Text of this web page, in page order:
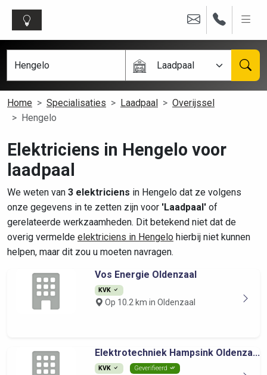
Laadpaal
Home Specialisaties Laadpaal
Overijssel
Hengelo
Elektriciens in Hengelo voor
laadpaal
We weten van 3 elektriciens in Hengelo dat ze volgens
onze gegevens in te zetten zijn voor 'Laadpaal' of
gerelateerde werkzaamheden. Dit betekend niet dat de
overig vermelde elektriciens in Hengelo hierbij niet kunnen
helpen, maar dit zou u moeten navragen.
Vos Energie Oldenzaal
KVK
Op 10.2 km in Oldenzaal
Elektrotechniek Hampsink Oldenza...
KVK Geverifieerd